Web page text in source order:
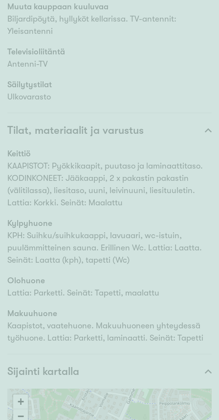
Muuta kauppaan kuuluvaa
Biljardipöytä, hyllyköt kellarissa. TV-antennit:
Yleisantenni
Televisioliitäntä
Antenni-TV
Säilytystilat
Ulkovarasto
Tilat, materiaalit ja varustus
Keittiö
KAAPISTOT: Pyökkikaapit, puutaso ja laminaattitaso.
KODINKONEET: Jääkaappi, 2 x pakastin pakastin
(välitilassa), liesitaso, uuni, leivinuuni, liesituuletin.
Lattia: Korkki. Seinät: Maalattu
Kylpyhuone
KPH: Suihku/suihkukaappi, lavuaari, wc-istuin,
puulämmitteinen sauna. Erillinen Wc. Lattia: Laatta.
Seinät: Laatta (kph), tapetti (Wc)
Olohuone
Lattia: Parketti. Seinät: Tapetti, maalattu
Makuuhuone
Kaapistot, vaatehuone. Makuuhuoneen yhteydessä
työhuone. Lattia: Parketti, laminaatti. Seinät: Tapetti
Sijainti kartalla
+
−